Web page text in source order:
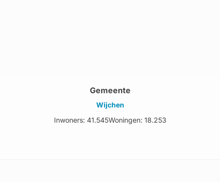
Gemeente
Wijchen
Inwoners: 41.545Woningen: 18.253